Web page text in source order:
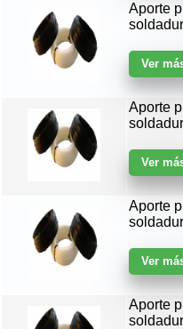
Aporte
Aporte
Aporte
Aporte